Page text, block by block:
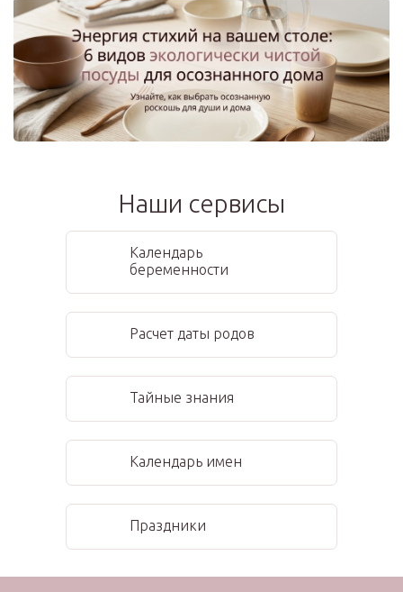
Наши сервисы
Календарь
беременности
Расчет даты родов
Тайные знания
Календарь имен
Праздники